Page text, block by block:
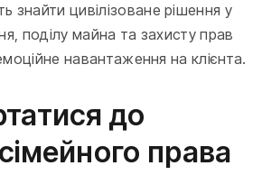
цивілізоване рішення у
поділу майна та захисту прав
навантаження на клієнта.
до
права